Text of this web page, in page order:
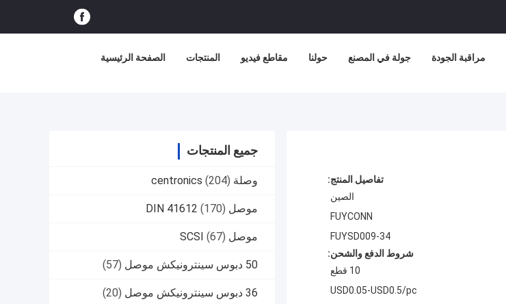
الصفحة الرئيسية المنتجات مقاطع فيديو حولنا جولة في المصنع مراقبة الجودة
جميع المنتجات
وصلة centronics (204)
موصل DIN 41612 (170)
موصل SCSI (67)
50 دبوس سينترونيكش موصل (57)
36 دبوس سينترونيكش موصل (20)
تفاصيل المنتج:
الصين
FUYCONN
FUYSD009-34
شروط الدفع والشحن:
10 قطع
USD0.05-USD0.5/pc